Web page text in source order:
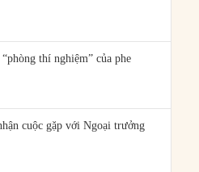
thí nghiệm” của phe
cuộc gặp với Ngoại trưởng